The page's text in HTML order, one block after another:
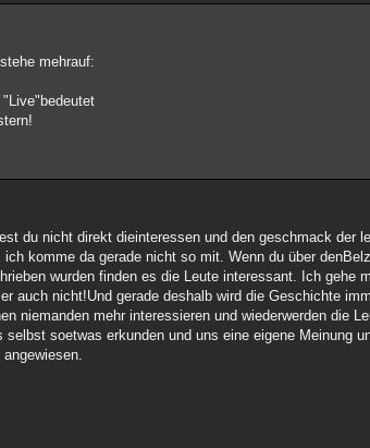
mehrauf:
du nicht direkt dieinteressen und den geschmack der
komme da gerade nicht so mit. Wenn du über
wurden finden es die Leute interessant. Ich gehe
auch nicht!Und gerade deshalb wird die Geschichte
niemanden mehr interessieren und wiederwerden die
soetwas erkunden und uns eine eigene Meinung